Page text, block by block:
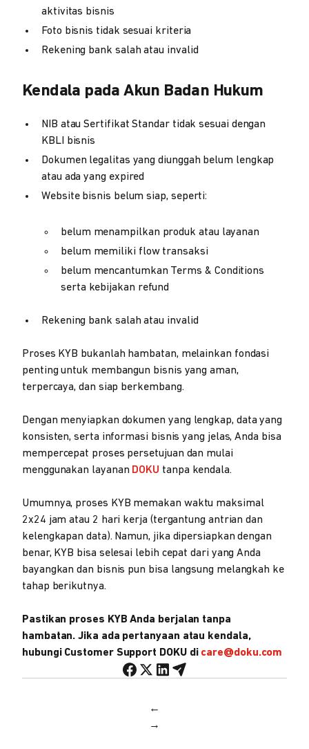
aktivitas bisnis
Foto bisnis tidak sesuai kriteria
Rekening bank salah atau invalid
Kendala pada Akun Badan Hukum
NIB atau Sertifikat Standar tidak sesuai dengan
KBLI bisnis
Dokumen legalitas yang diunggah belum lengkap
atau ada yang expired
Website bisnis belum siap, seperti:
belum menampilkan produk atau layanan
belum memiliki flow transaksi
belum mencantumkan Terms & Conditions
serta kebijakan refund
Rekening bank salah atau invalid
Proses KYB bukanlah hambatan, melainkan fondasi
penting untuk membangun bisnis yang aman,
terpercaya, dan siap berkembang.
Dengan menyiapkan dokumen yang lengkap, data yang
konsisten, serta informasi bisnis yang jelas, Anda bisa
mempercepat proses persetujuan dan mulai
menggunakan layanan DOKU tanpa kendala.
Umumnya, proses KYB memakan waktu maksimal
2x24 jam atau 2 hari kerja (tergantung antrian dan
kelengkapan data). Namun, jika dipersiapkan dengan
benar, KYB bisa selesai lebih cepat dari yang Anda
bayangkan dan bisnis pun bisa langsung melangkah ke
tahap berikutnya.
Pastikan proses KYB Anda berjalan tanpa
hambatan. Jika ada pertanyaan atau kendala,
hubungi Customer Support DOKU di care@doku.com
←
→